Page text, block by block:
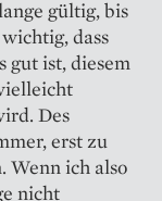
gültig, bis
dass
gut ist, diesem
Des
erst zu
Wenn ich also
nicht